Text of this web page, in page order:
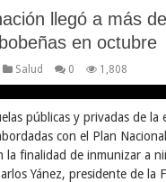
llegó a más
en octubre
Salud 0 1,808
públicas y privadas de la
con el Plan
la finalidad de inmunizar a
Yánez, presidente de la